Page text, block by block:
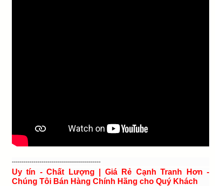
---------------------------------------------
Uy tín - Chất Lượng | Giá Rẻ Cạnh Tranh Hơn -
Chúng Tôi Bán Hàng Chính Hãng cho Quý Khách